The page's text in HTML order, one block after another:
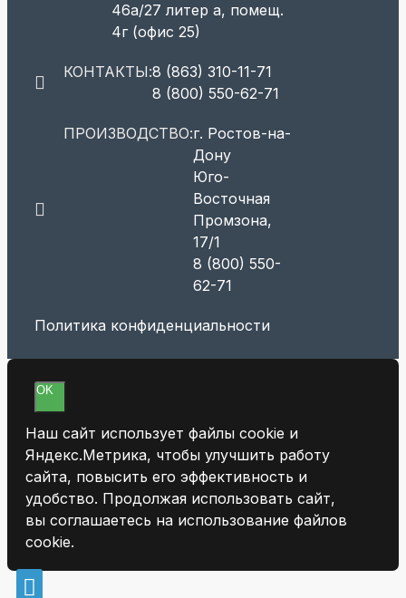
46а/27 литер а, помещ.
4г (офис 25)
КОНТАКТЫ:8 (863) 310-11-71
8 (800) 550-62-71
ПРОИЗВОДСТВО:г. Ростов-на-
Дону
Юго-
Восточная
Промзона,
17/1
8 (800) 550-
62-71
Политика конфиденциальности
OK
Наш сайт использует файлы cookie и
Яндекс.Метрика, чтобы улучшить работу
сайта, повысить его эффективность и
удобство. Продолжая использовать сайт,
вы соглашаетесь на использование файлов
cookie.